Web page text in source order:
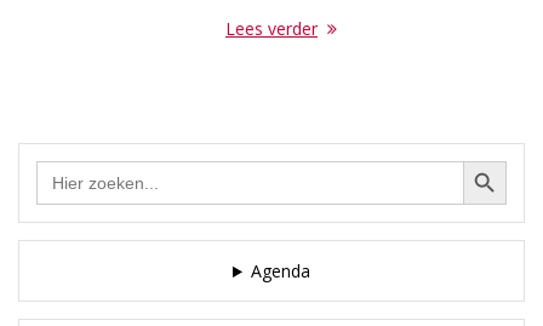
Lees verder
Zoek Zoekknop
Agenda